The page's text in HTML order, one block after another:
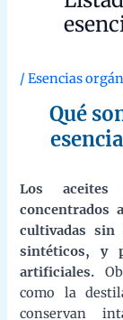
sus
Esencias
Qué
concentrados
cultivadas sin
sintéticos, y
artificiales.
destilación al
propiedades
origen.